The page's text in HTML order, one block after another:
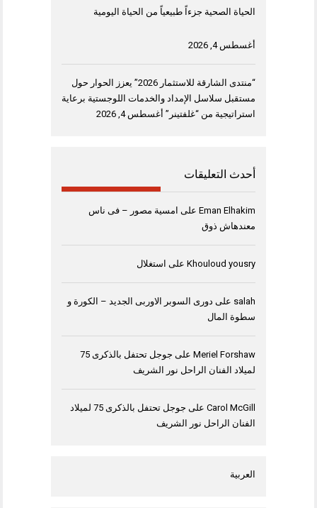
الحياة الصحية جزءاً طبيعياً من الحياة اليومية
أغسطس 4, 2026
“منتدى الشارقة للاستثمار 2026” يعزز الحوار حول
مستقبل سلاسل الإمداد والخدمات اللوجستية برعاية
استراتيجية من “غلفتينر” أغسطس 4, 2026
أحدث التعليقات
Eman Elhakim على امسية مصور – فى ناس
معندهاش ذوق
Khouloud yousry على استغلال
salah على دورى السوبر الاوربى الجديد – الكورة و
سطوة المال
Meriel Forshaw على
جوجل تحتفل بالذكرى 75
لميلاد الفنان الراحل نور الشريف
Carol McGill على
جوجل تحتفل بالذكرى 75 لميلاد
الفنان الراحل نور الشريف
العربية